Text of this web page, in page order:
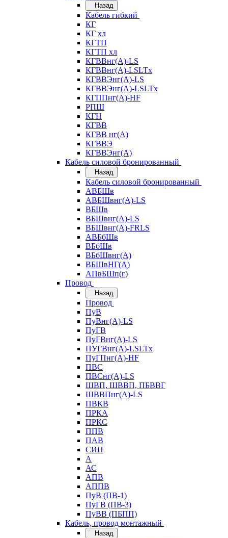
Назад
Кабель гибкий
КГ
КГ хл
КГТП
КГТП хл
КГВВнг(А)-LS
КГВВнг(А)-LSLTx
КГВВЭнг(А)-LS
КГВВЭнг(А)-LSLTx
КГППнг(А)-HF
РПШ
КГН
КГВВ
КГВВ нг(А)
КГВВЭ
КГВВЭнг(А)
Кабель силовой бронированный
Назад
Кабель силовой бронированный
АВБШв
АВБШвнг(А)-LS
ВБШв
ВБШвнг(А)-LS
ВБШвнг(А)-FRLS
АВБбШв
ВБбШв
ВБбШвнг(А)
ВБШвНГ(А)
АПвБШп(г)
Провод
Назад
Провод
ПуВ
ПуВнг(А)-LS
ПуГВ
ПуГВнг(А)-LS
ПУГВнг(А)-LSLTx
ПуГПнг(А)-HF
ПВС
ПВСнг(А)-LS
ШВП, ШВВП, ПБВВГ
ШВВПнг(А)-LS
ПВКВ
ПРКА
ПРКС
ППВ
ПАВ
СИП
А
АС
АПВ
АППВ
ПуВ (ПВ-1)
ПуГВ (ПВ-3)
ПуВВ (ПБПП)
Кабель, провод монтажный
Назад